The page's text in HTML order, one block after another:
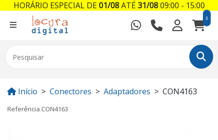
0
Início Conectores Adaptadores CON4163
Referência CON4163
HORÁRIO ESPECIAL DE01/08ATÉ31/0809:00 - 15:00